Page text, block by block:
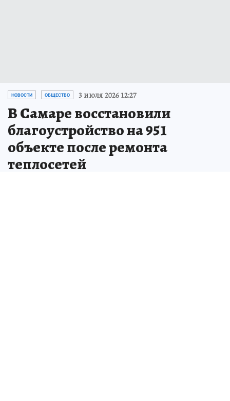
НОВОСТИ ОБЩЕСТВО 3 июля 2026 12:27
В Самаре восстановили
благоустройство на 951
объекте после ремонта
теплосетей